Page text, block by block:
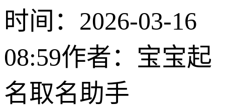
时间：2026-03-16
08:59作者：宝宝起
名取名助手